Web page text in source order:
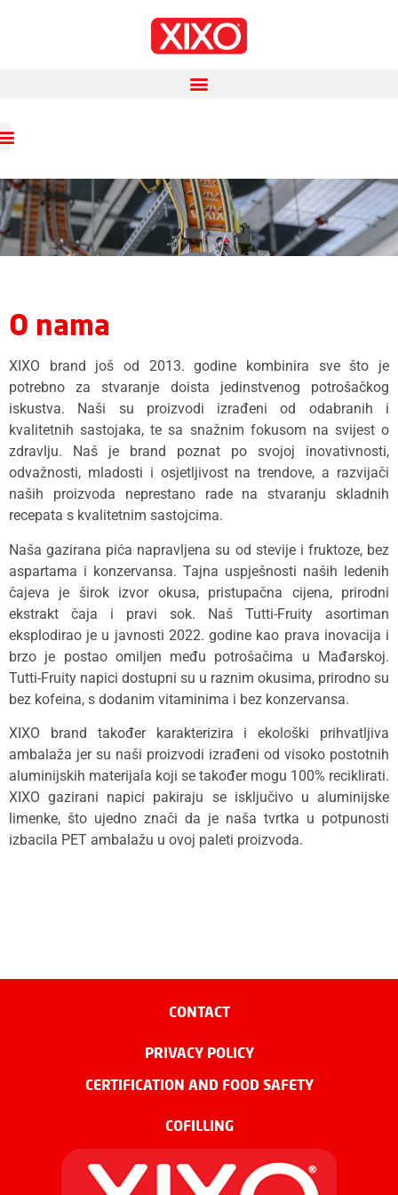
O nama
XIXO brand još od 2013. godine kombinira sve što je
potrebno za stvaranje doista jedinstvenog potrošačkog
iskustva. Naši su proizvodi izrađeni od odabranih i
kvalitetnih sastojaka, te sa snažnim fokusom na svijest o
zdravlju. Naš je brand poznat po svojoj inovativnosti,
odvažnosti, mladosti i osjetljivost na trendove, a razvijači
naših proizvoda neprestano rade na stvaranju skladnih
recepata s kvalitetnim sastojcima.
Naša gazirana pića napravljena su od stevije i fruktoze, bez
aspartama i konzervansa. Tajna uspješnosti naših ledenih
čajeva je širok izvor okusa, pristupačna cijena, prirodni
ekstrakt čaja i pravi sok. Naš Tutti-Fruity asortiman
eksplodirao je u javnosti 2022. godine kao prava inovacija i
brzo je postao omiljen među potrošačima u Mađarskoj.
Tutti-Fruity napici dostupni su u raznim okusima, prirodno su
bez kofeina, s dodanim vitaminima i bez konzervansa.
XIXO brand također karakterizira i ekološki prihvatljiva
ambalaža jer su naši proizvodi izrađeni od visoko postotnih
aluminijskih materijala koji se također mogu 100% reciklirati.
XIXO gazirani napici pakiraju se isključivo u aluminijske
limenke, što ujedno znači da je naša tvrtka u potpunosti
izbacila PET ambalažu u ovoj paleti proizvoda.
CONTACT
PRIVACY POLICY
CERTIFICATION AND FOOD SAFETY
COFILLING